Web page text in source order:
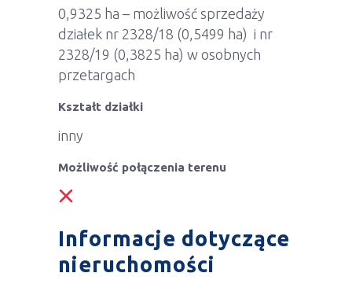
0,9325 ha – możliwość sprzedaży
działek nr 2328/18 (0,5499 ha) i nr
2328/19 (0,3825 ha) w osobnych
przetargach
Kształt działki
inny
Możliwość połączenia terenu
Informacje dotyczące
nieruchomości